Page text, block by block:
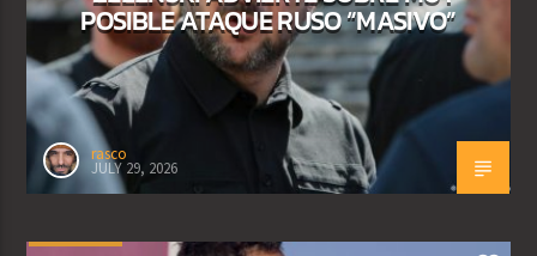
POSIBLE ATAQUE RUSO “MASIVO”
rasco
JULY 29, 2026